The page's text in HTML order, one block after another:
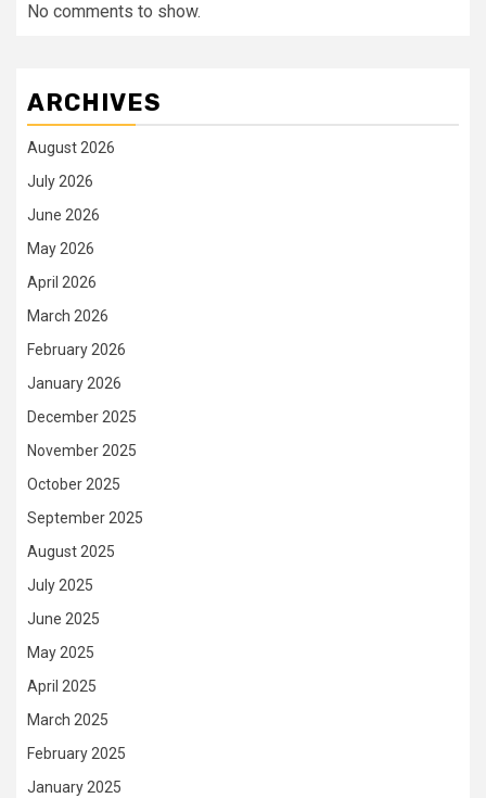
No comments to show.
ARCHIVES
August 2026
July 2026
June 2026
May 2026
April 2026
March 2026
February 2026
January 2026
December 2025
November 2025
October 2025
September 2025
August 2025
July 2025
June 2025
May 2025
April 2025
March 2025
February 2025
January 2025